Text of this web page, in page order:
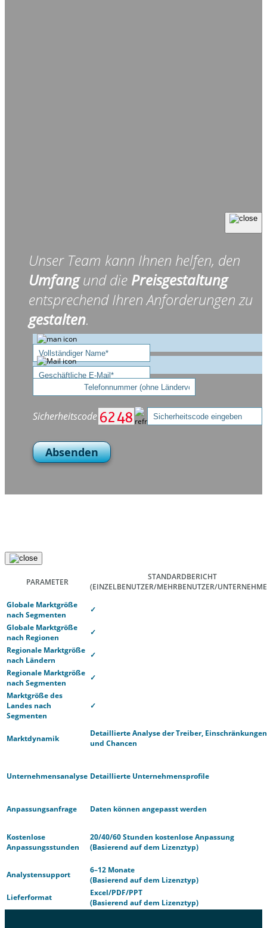
Unser Team kann Ihnen helfen, den
Umfangund die Preisgestaltung
entsprechend Ihren Anforderungen zu
gestalten.
Sicherheitscode
Absenden
PARAMETER
STANDARDBERICHT
(EINZELBENUTZER/MEHRBENUTZER/
Globale Marktgröße
nach Segmenten
✓
Globale Marktgröße
nach Regionen
✓
Regionale Marktgröße
nach Ländern
✓
Regionale Marktgröße
nach Segmenten
✓
Marktgröße des
Landes nach
Segmenten
✓
Marktdynamik
Detaillierte Analyse der Treiber, Einschränkungen
und Chancen
Unternehmensanalyse Detaillierte Unternehmensprofile
Anpassungsanfrage Daten können angepasst werden
Kostenlose
Anpassungsstunden
20/40/60 Stunden kostenlose Anpassung
(Basierend auf dem Lizenztyp)
Analystensupport
6–12 Monate
(Basierend auf dem Lizenztyp)
Lieferformat
Excel/PDF/PPT
(Basierend auf dem Lizenztyp)